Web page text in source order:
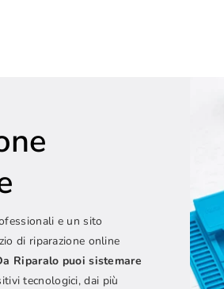
e un sito
di riparazione online
Riparalo puoi sistemare
tecnologici, dai più